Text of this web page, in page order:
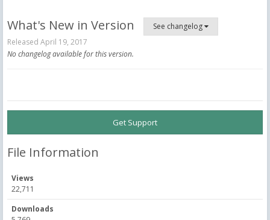
What's New in Version
See changelog
Released April 19, 2017
No changelog available for this version.
Get Support
File Information
Views
22,711
Downloads